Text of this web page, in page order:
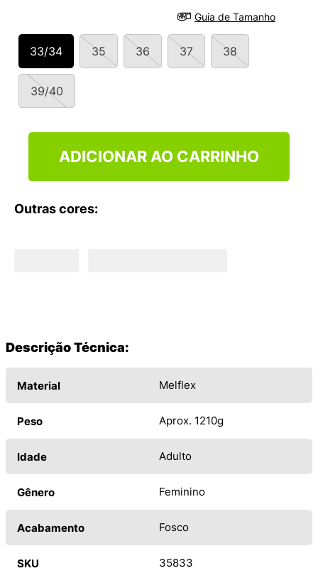
Guia de Tamanho
33/34 35 36 37 38
39/40
ADICIONAR AO CARRINHO
Outras cores:
Descrição Técnica:
Material Melflex
Peso Aprox. 1210g
Idade Adulto
Gênero Feminino
Acabamento Fosco
SKU 35833
10º NEW BALANCE 204L